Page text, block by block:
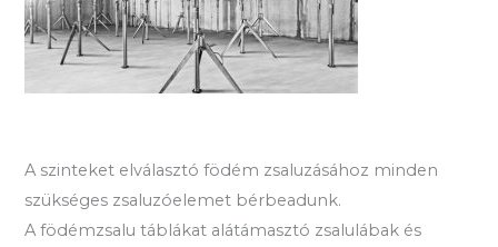
A szinteket elválasztó födém zsaluzásához minden
szükséges zsaluzóelemet bérbeadunk.
A födémzsalu táblákat alátámasztó zsalulábak és